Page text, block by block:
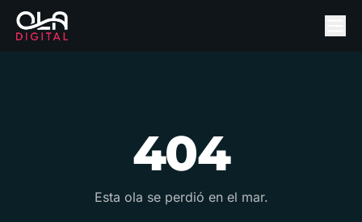
404
Esta ola se perdió en el mar.